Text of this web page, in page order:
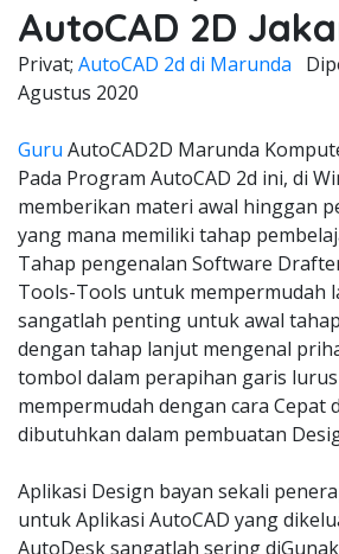
AutoCAD 2D
Privat; AutoCAD 2d di Marunda
Agustus 2020
Guru AutoCAD2D Marunda
Pada Program AutoCAD 2d ini, di
memberikan materi awal hinggan
yang mana memiliki tahap
Tahap pengenalan Software
Tools-Tools untuk mempermudah
sangatlah penting untuk awal
dengan tahap lanjut mengenal
tombol dalam perapihan garis
mempermudah dengan cara Cepat
dibutuhkan dalam pembuatan
Aplikasi Design bayan sekali
untuk Aplikasi AutoCAD yang
AutoDesk sangatlah sering